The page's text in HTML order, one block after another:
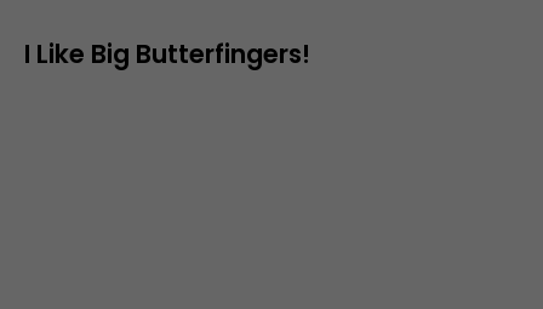
I Like Big Butterfingers!